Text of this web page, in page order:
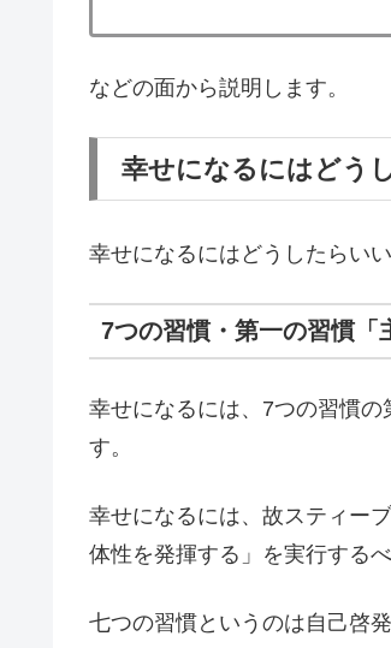
などの面から説明します。
幸せになるにはどう
幸せになるにはどうしたらい
7つの習慣・第一の習慣「
幸せになるには、7つの習慣
す。
幸せになるには、故スティー
体性を発揮する」を実行するべ
七つの習慣というのは自己啓